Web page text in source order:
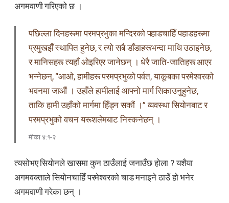
अगमवाणी गरिएको छ ।
पछिल्ला दिनहरूमा परमप्रभुका मन्दिरको पहाडचाहिँ पहाडहरूमा
प्रमुखझैँ स्थापित हुनेछ, र त्यो सबै डाँडाहरूभन्दा माथि उठाइनेछ,
र मानिसहरू त्यहाँ ओइरिएर जानेछन् । धेरै जाति-जातिहरू आएर
भन्नेछन्, “आओ, हामीहरू परमप्रभुको पर्वत, याकूबका परमेश्वरको
भवनमा जाऔं । उहाँले हामीलाई आफ्नो मार्ग सिकाउनुहुनेछ,
ताकि हामी उहाँको मार्गमा हिँड्न सकौं ।” व्यवस्था सियोनबाट र
परमप्रभुको वचन यरूशलेमबाट निस्कनेछन् ।
मीका ४:१-२
त्यसोभए सियोनले खासमा कुन ठाउँलाई जनाउँछ होला ? यशैया
अगमवक्ताले सियोनचाहिँ परमेश्वरको चाड मनाइने ठाउँ हो भनेर
अगमवाणी गरेका छन् ।